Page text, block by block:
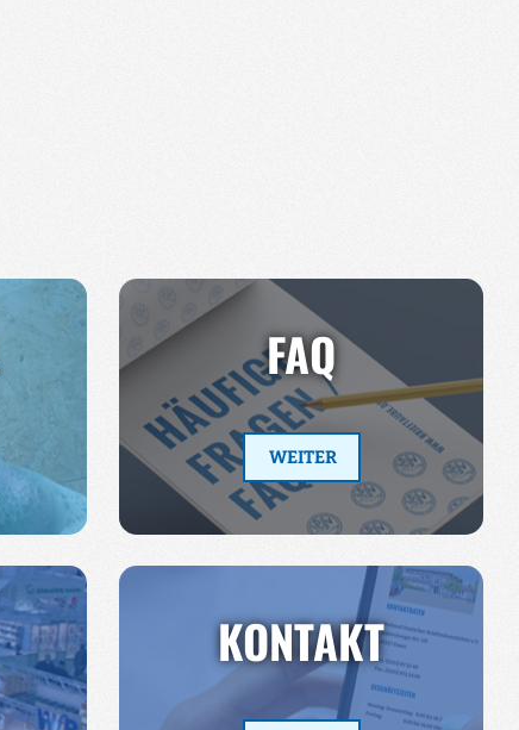
FAQ
WEITER
KONTAKT